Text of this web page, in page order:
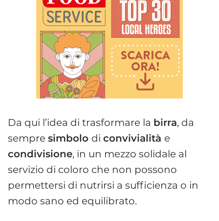
Da qui l’idea di trasformare la birra, da
sempre simbolo di convivialità e
condivisione, in un mezzo solidale al
servizio di coloro che non possono
permettersi di nutrirsi a sufficienza o in
modo sano ed equilibrato.